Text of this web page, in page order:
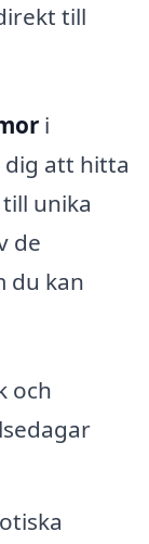
till
i
dig att hitta
unika
de
du kan
och